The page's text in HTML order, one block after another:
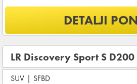
Šta je uključeno u ponudu?
OSNOVNI PAKET OSIGURANJA
(THW)
Vozilo proizvedeno 2024
DETALJI
LR Discovery Sport S
SUV | SFBD